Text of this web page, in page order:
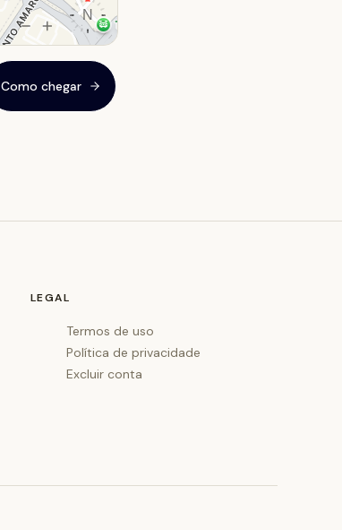
Como chegar
LEGAL
Termos de uso
Política de privacidade
Excluir conta